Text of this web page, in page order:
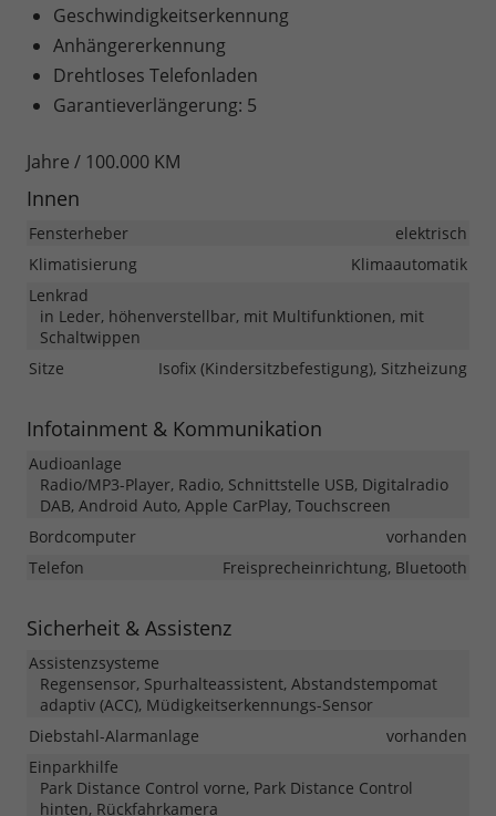
Geschwindigkeitserkennung
Anhängererkennung
Drehtloses Telefonladen
Garantieverlängerung: 5
Jahre / 100.000 KM
Innen
Fensterheber
elektrisch
Klimatisierung
Klimaautomatik
Lenkrad
in Leder, höhenverstellbar, mit Multifunktionen, mit
Schaltwippen
Sitze
Isofix (Kindersitzbefestigung), Sitzheizung
Infotainment & Kommunikation
Audioanlage
Radio/MP3-Player, Radio, Schnittstelle USB, Digitalradio
DAB, Android Auto, Apple CarPlay, Touchscreen
Bordcomputer
vorhanden
Telefon
Freisprecheinrichtung, Bluetooth
Sicherheit & Assistenz
Assistenzsysteme
Regensensor, Spurhalteassistent, Abstandstempomat
adaptiv (ACC), Müdigkeitserkennungs-Sensor
Diebstahl-Alarmanlage
vorhanden
Einparkhilfe
Park Distance Control vorne, Park Distance Control
hinten, Rückfahrkamera